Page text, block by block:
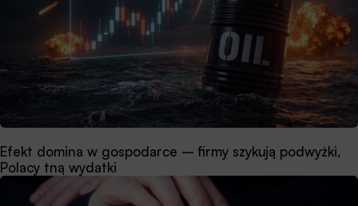
Efekt domina w gospodarce – firmy szykują podwyżki,
Polacy tną wydatki